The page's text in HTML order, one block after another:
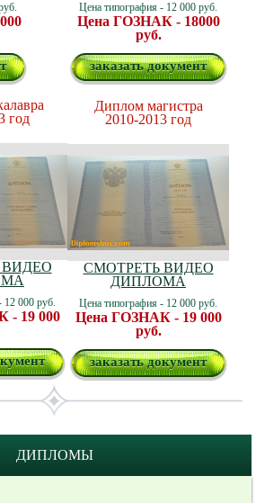
Цена типография - 12 000 руб.
Цена ГОЗНАК - 18000
руб.
заказать документ
год
12 000 руб.
- 19 000
Диплом магистра
2010-2013 год
СМОТРЕТЬ ВИДЕО
ДИПЛОМА
Цена типография - 12 000 руб.
Цена ГОЗНАК - 19 000
руб.
заказать документ
ДИПЛОМЫ